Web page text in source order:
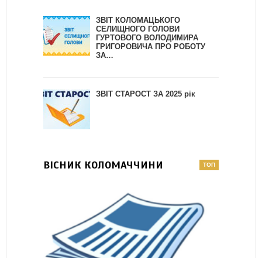
ЗВІТ КОЛОМАЦЬКОГО
СЕЛИЩНОГО ГОЛОВИ
ГУРТОВОГО ВОЛОДИМИРА
ГРИГОРОВИЧА ПРО РОБОТУ
ЗА…
ЗВІТ СТАРОСТ ЗА 2025 рік
ВІСНИК КОЛОМАЧЧИНИ